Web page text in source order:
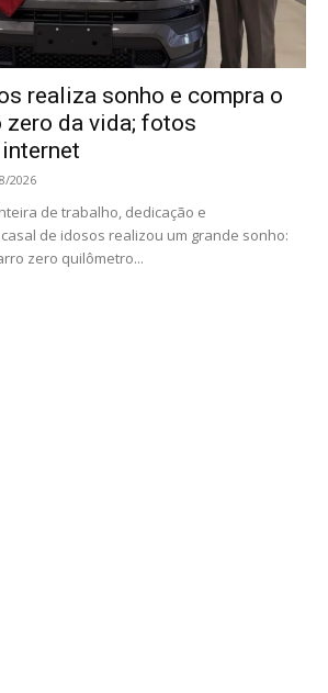
realiza sonho e compra o
da vida; fotos
2026
de trabalho, dedicação e
de idosos realizou um grande sonho:
zero quilômetro...